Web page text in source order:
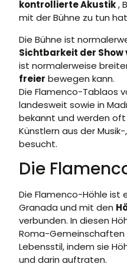
kontrollierte Akustik,
mit der Bühne zu tun
Die Bühne ist
Sichtbarkeit der
ist normalerweise
freier bewegen kann.
Die Flamenco-Tablaos
landesweit sowie in
bekannt und werden
Künstlern aus der
besucht.
Die
Die Flamenco-Höhle ist
Granada und mit den
verbunden. In diesen
Roma-Gemeinschaften
Lebensstil, indem sie
und darin auftraten.